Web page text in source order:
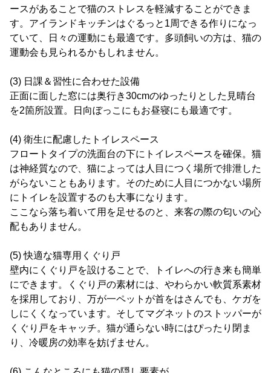
ースがあることで猫のストレスを軽減することができま
す。アイランドキッチンはぐるっと1周できる作りになっ
ていて、日々の運動にも最適です。多頭飼いの方は、猫の
運動会も見られるかもしれません。
(3) 日課＆習性に合わせた設備
正面に面した窓には奥行き30cmのゆったりとした見晴台
を2箇所設置。日向ぼっこにもお昼寝にも最適です。
(4) 衛生に配慮したトイレスペース
フロートタイプの洗面台の下にトイレスペースを確保。猫
は神経質なので、猫によっては人目につく場所で排泄した
がらないこともあります。そのために人目につかない場所
にトイレを設置するのも大事になります。
ここなら落ち着いて用を足せるのと、来客の際の匂いの心
配もありません。
(5) 快適な猫専用くぐり戸
壁内にくぐり戸を設けることで、トイレへの行き来も簡単
にできます。くぐり戸の素材には、やわらかい軟質系素材
を採用しており、万が一ペットが首をはさんでも、ケガを
しにくくなっています。そしてマグネットのストッパーが
くぐり戸をキャッチ。猫が通らない時にはぴったり閉ま
り、冷暖房の効率を妨げません。